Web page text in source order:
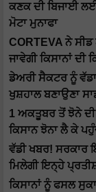
ਕਣਕ ਦੀ ਬਿਜਾਈ
ਮੋਟਾ ਮੁਨਾਫਾ
CORTEVA ਨੇ
ਜਾਵੇਗੀ ਕਿਸਾਨਾਂ ਦੀ
ਡੇਅਰੀ ਸੈਕਟਰ ਨੂੰ ਵੱਡਾ
ਖੁਸ਼ਹਾਲ ਬਣਾਉਣਾ
1 ਅਕਤੂਬਰ ਤੋਂ ਝੋਨੇ
ਕਿਸਾਨ ਝੋਨਾ ਲੈ ਕੇ
ਵੱਡੀ ਖਬਰ! ਸਰਕਾਰ
ਮਿਲੇਗੀ ਇਨ੍ਹੇ
ਕਿਸਾਨਾਂ ਨੂੰ ਫਸਲ